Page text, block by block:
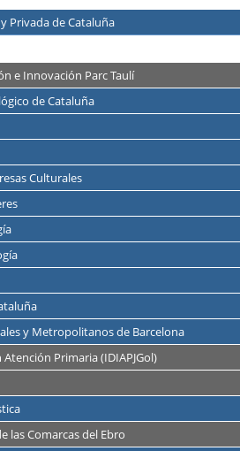
Privada de Cataluña
e Innovación Parc Taulí
de Cataluña
Culturales
y Metropolitanos de Barcelona
Primaria (IDIAPJGol)
las Comarcas del Ebro